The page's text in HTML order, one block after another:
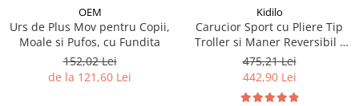
OEM
Urs de Plus Mov pentru Copii,
Moale si Pufos, cu Fundita
152,02 Lei
de la 121,60 Lei
Kidilo
Carucior Sport cu Pliere Tip
Troller si Maner Reversibil -
Negru
475,21 Lei
442,90 Lei